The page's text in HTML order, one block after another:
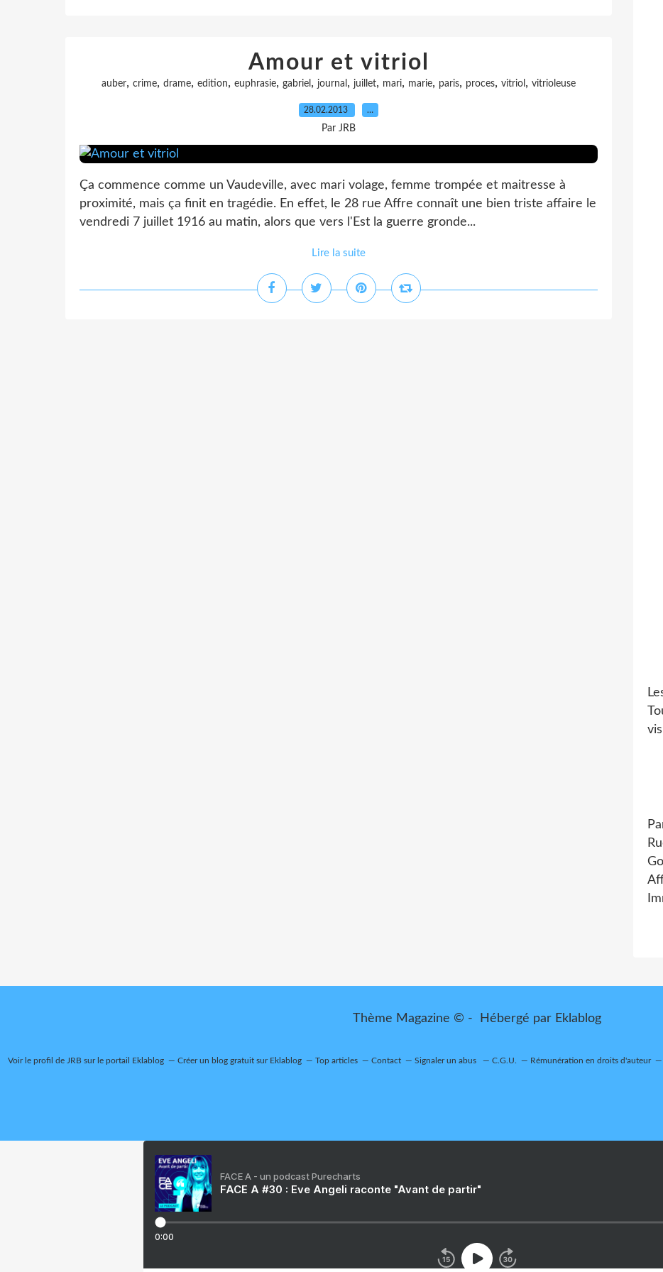
Amour et vitriol
auber, crime, drame, edition, euphrasie, gabriel , journal , juillet, mari, marie, paris, proces, vitriol , vitrioleuse
28.02.2013 …
Par JRB
Ça commence comme un Vaudeville, avec mari volage, femme trompée et maitresse à
proximité, mais ça finit en tragédie. En effet, le 28 rue Affre connaît une bien triste affaire le
vendredi 7 juillet 1916 au matin, alors que vers l'Est la guerre gronde...
Lire la suite
Thème Magazine © - Hébergé par Eklablog
Voir le profil de JRB sur le portail Eklablog Créer un blog gratuit sur Eklablog Top articles Contact Signaler un abus C.G.U. Rémunération en droits d'auteur
FACE A - un podcast Purecharts
FACE A #30 : Eve Angeli raconte "Avant de partir"
0:00